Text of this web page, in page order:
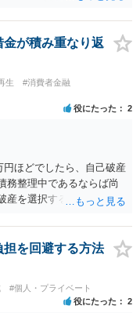
が積み重なり返
生
#消費者金融
役にたった 2
ほどでしたら、自己破産
務整理中であるならば尚
産を選択する方法もある
担を回避する方法
#個人・プライベート
役にたった 2